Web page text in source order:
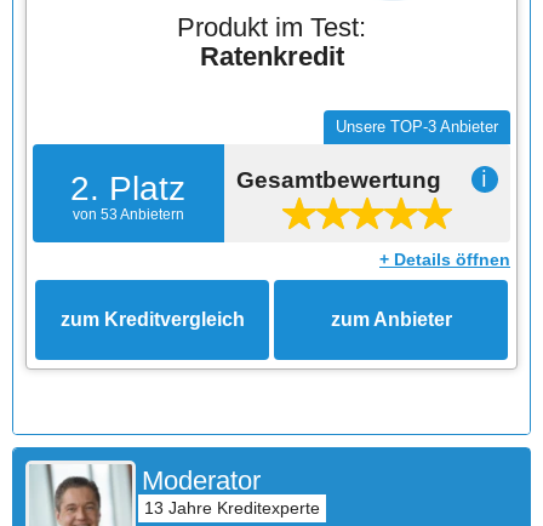
Produkt im Test:
Ratenkredit
2. Platz
von 53 Anbietern
Unsere TOP-3 Anbieter
Gesamtbewertung ℹ
+ Details öffnen
zum Kreditvergleich zum Anbieter
Moderator